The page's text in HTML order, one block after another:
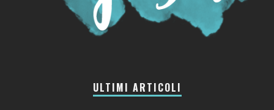
ULTIMI ARTICOLI